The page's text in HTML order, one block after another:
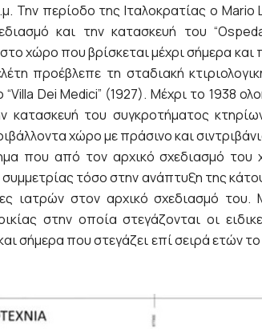
Την περίοδο της Ιταλοκρατίας ο Mario
και την κατασκευή του
χώρο που βρίσκεται μέχρι σήμερα και
προέβλεπε τη σταδιακή
“Villa Dei Medici” (1927). Μέχρι το 1938
κατασκευή του συγκροτήματος
χώρο με πράσινο και
που από τον αρχικό σχεδιασμό του
τόσο στην ανάπτυξη της
ιατρών στον αρχικό σχεδιασμό του.
στην οποία στεγάζονται οι
σήμερα που στεγάζει επί σειρά ετών